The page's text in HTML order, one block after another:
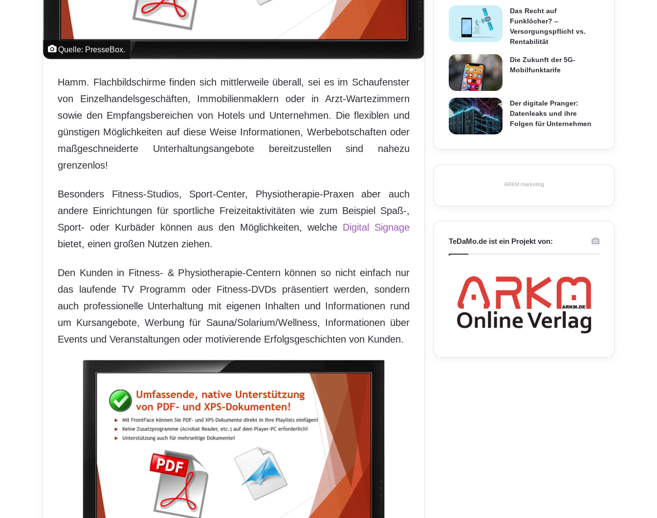
Quelle: PresseBox.
Hamm. Flachbildschirme finden sich mittlerweile überall, sei es im Schaufenster
von Einzelhandelsgeschäften, Immobilienmaklern oder in Arzt-Wartezimmern
sowie den Empfangsbereichen von Hotels und Unternehmen. Die flexiblen und
günstigen Möglichkeiten auf diese Weise Informationen, Werbebotschaften oder
maßgeschneiderte Unterhaltungsangebote bereitzustellen sind nahezu
grenzenlos!
Besonders Fitness-Studios, Sport-Center, Physiotherapie-Praxen aber auch
andere Einrichtungen für sportliche Freizeitaktivitäten wie zum Beispiel Spaß-,
Sport- oder Kurbäder können aus den Möglichkeiten, welche Digital Signage
bietet, einen großen Nutzen ziehen.
Den Kunden in Fitness- & Physiotherapie-Centern können so nicht einfach nur
das laufende TV Programm oder Fitness-DVDs präsentiert werden, sondern
auch professionelle Unterhaltung mit eigenen Inhalten und Informationen rund
um Kursangebote, Werbung für Sauna/Solarium/Wellness, Informationen über
Events und Veranstaltungen oder motivierende Erfolgsgeschichten von Kunden.
Das Recht auf
Funklöcher? –
Versorgungspflicht vs.
Rentabilität
Die Zukunft der 5G-
Mobilfunktarife
Der digitale Pranger:
Datenleaks und ihre
Folgen für Unternehmen
ARKM.marketing
TeDaMo.de ist ein Projekt von: